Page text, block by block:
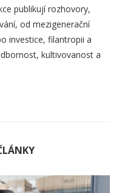
publikují rozhovory,
od mezigenerační
investice, filantropii a
kultivovanost a